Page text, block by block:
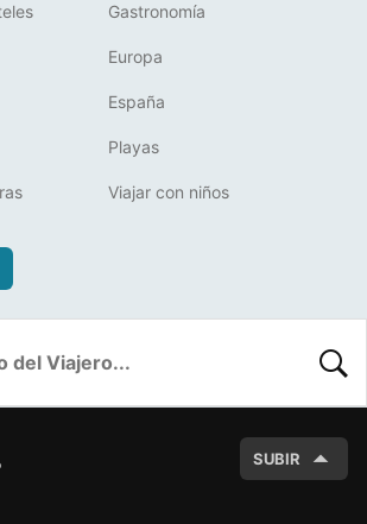
Gastronomía
Europa
España
Playas
Viajar con niños
SUBIR